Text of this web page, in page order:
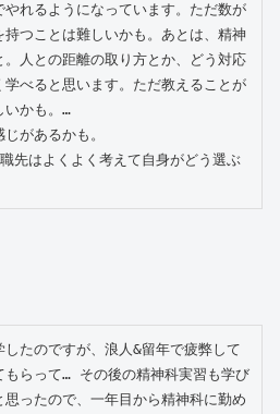
れるようになっています。ただ数が
つことは難しいかも。あとは、精神
人との距離の取り方とか、どう対応
べると思います。ただ教えることが
いかも。…
があるかも。
先はよくよく考えて自身がどう選ぶ
たのですが、浪人&留年で疲弊して
もらって… その後の精神科実習も学び
ったので、一年目から精神科に勤め